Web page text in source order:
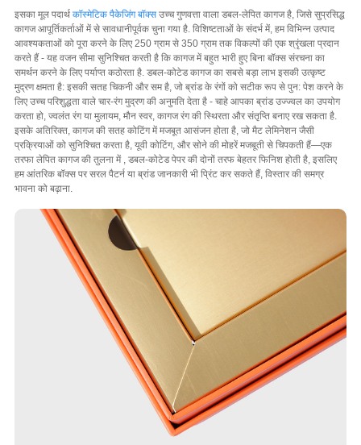
इसका मूल पदार्थ कॉस्मेटिक पैकेजिंग बॉक्सउच्च गुणवत्ता वाला डबल-लेपित कागज है, जिसे सुप्रसिद्ध
कागज आपूर्तिकर्ताओं में से सावधानीपूर्वक चुना गया है. विशिष्टताओं के संदर्भ में, हम विभिन्न उत्पाद
आवश्यकताओं को पूरा करने के लिए 250 ग्राम से 350 ग्राम तक विकल्पों की एक श्रृंखला प्रदान
करते हैं - यह वजन सीमा सुनिश्चित करती है कि कागज में बहुत भारी हुए बिना बॉक्स संरचना का
समर्थन करने के लिए पर्याप्त कठोरता है. डबल-कोटेड कागज का सबसे बड़ा लाभ इसकी उत्कृष्ट
मुद्रण क्षमता है: इसकी सतह चिकनी और सम है, जो ब्रांड के रंगों को सटीक रूप से पुन: पेश करने के
लिए उच्च परिशुद्धता वाले चार-रंग मुद्रण की अनुमति देता है - चाहे आपका ब्रांड उज्ज्वल का उपयोग
करता हो, ज्वलंत रंग या मुलायम, मौन स्वर, कागज रंग की स्थिरता और संतृप्ति बनाए रख सकता है.
इसके अतिरिक्त, कागज की सतह कोटिंग में मजबूत आसंजन होता है, जो मैट लेमिनेशन जैसी
प्रक्रियाओं को सुनिश्चित करता है, यूवी कोटिंग, और सोने की मोहरें मजबूती से चिपकती हैं—एक
तरफा लेपित कागज की तुलना में , डबल-कोटेड पेपर की दोनों तरफ बेहतर फिनिश होती है, इसलिए
हम आंतरिक बॉक्स पर सरल पैटर्न या ब्रांड जानकारी भी प्रिंट कर सकते हैं, विस्तार की समग्र
भावना को बढ़ाना.